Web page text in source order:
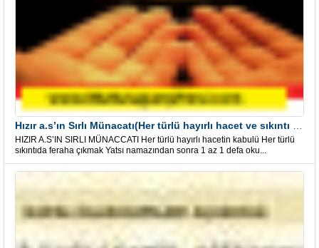
HIZIR A.S’IN SIRLI MÜNACCATI Her türlü hayırlı hacetin kabulü Her türlü
sıkıntıda feraha çıkmak Yatsı namazından sonra 1 az 1 defa oku...